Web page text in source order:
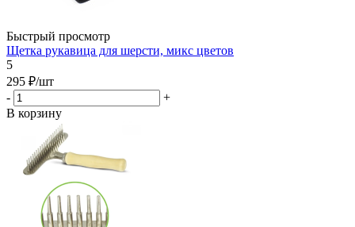
Быстрый просмотр
Щетка рукавица для шерсти, микс цветов
5
295 ₽/шт
-
+
В корзину